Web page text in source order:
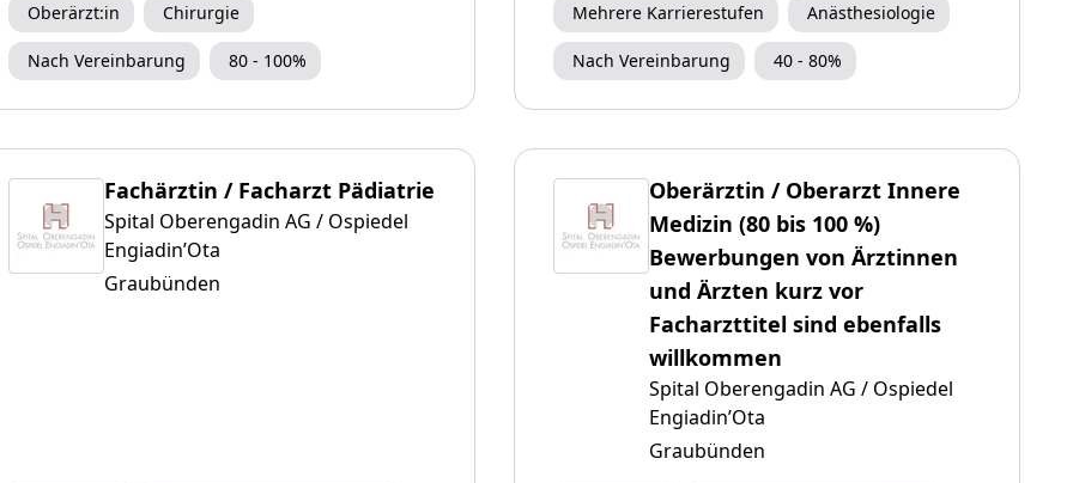
Oberärzt:in Chirurgie
Nach Vereinbarung 80 - 100%
Mehrere Karrierestufen Anästhesiologie
Nach Vereinbarung 40 - 80%
Fachärztin / Facharzt Pädiatrie
Spital Oberengadin AG / Ospiedel
Engiadin’Ota
Graubünden
Oberärztin / Oberarzt Innere
Medizin (80 bis 100 %)
Bewerbungen von Ärztinnen
und Ärzten kurz vor
Facharzttitel sind ebenfalls
willkommen
Spital Oberengadin AG / Ospiedel
Engiadin’Ota
Graubünden